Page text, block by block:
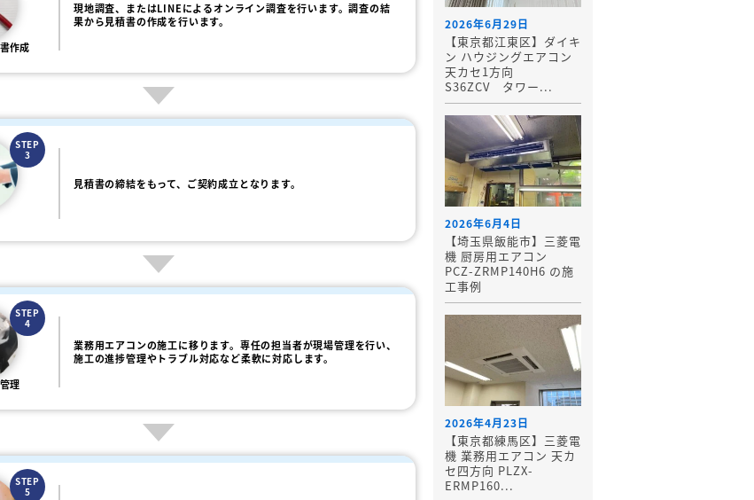
作成
現地調査、またはLINEによるオンライン調査を行います。調査の結
果から見積書の作成を行います。
STEP
3
見積書の締結をもって、ご契約成立となります。
STEP
4
理
業務用エアコンの施工に移ります。専任の担当者が現場管理を行い、
施工の進捗管理やトラブル対応など柔軟に対応します。
STEP
5
2026年6月29日
【東京都江東区】ダイキ
ン ハウジングエアコン
天カセ1方向
S36ZCV タワー...
2026年6月4日
【埼玉県飯能市】三菱電
機 厨房用エアコン
PCZ-ZRMP140H6 の施
工事例
2026年4月23日
【東京都練馬区】三菱電
機 業務用エアコン 天カ
セ四方向 PLZX-
ERMP160...